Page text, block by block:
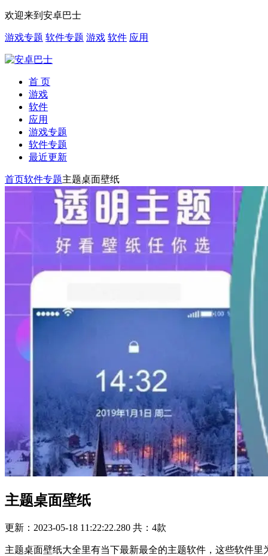
欢迎来到安卓巴士
游戏专题 软件专题 游戏 软件 应用
首 页
游戏
软件
应用
游戏专题
软件专题
最近更新
首页软件专题主题桌面壁纸
主题桌面壁纸
更新：2023-05-18 11:22:22.280 共：4款
主题桌面壁纸大全里有当下最新最全的主题软件，这些软件